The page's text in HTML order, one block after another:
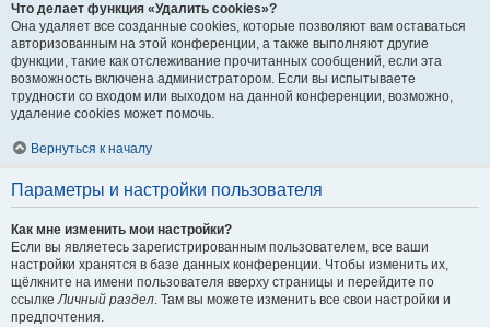
Что делает функция «Удалить cookies»?
Она удаляет все созданные cookies, которые позволяют вам оставаться
авторизованным на этой конференции, а также выполняют другие
функции, такие как отслеживание прочитанных сообщений, если эта
возможность включена администратором. Если вы испытываете
трудности со входом или выходом на данной конференции, возможно,
удаление cookies может помочь.
Вернуться к началу
Параметры и настройки пользователя
Как мне изменить мои настройки?
Если вы являетесь зарегистрированным пользователем, все ваши
настройки хранятся в базе данных конференции. Чтобы изменить их,
щёлкните на имени пользователя вверху страницы и перейдите по
ссылкеЛичный раздел. Там вы можете изменить все свои настройки и
предпочтения.